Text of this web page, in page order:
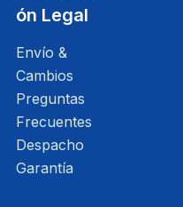
ón Legal
Envío &
Cambios
Preguntas
Frecuentes
Despacho
Garantía